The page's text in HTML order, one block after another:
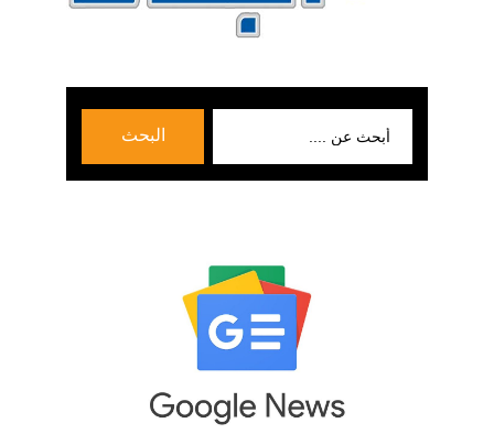
البحث